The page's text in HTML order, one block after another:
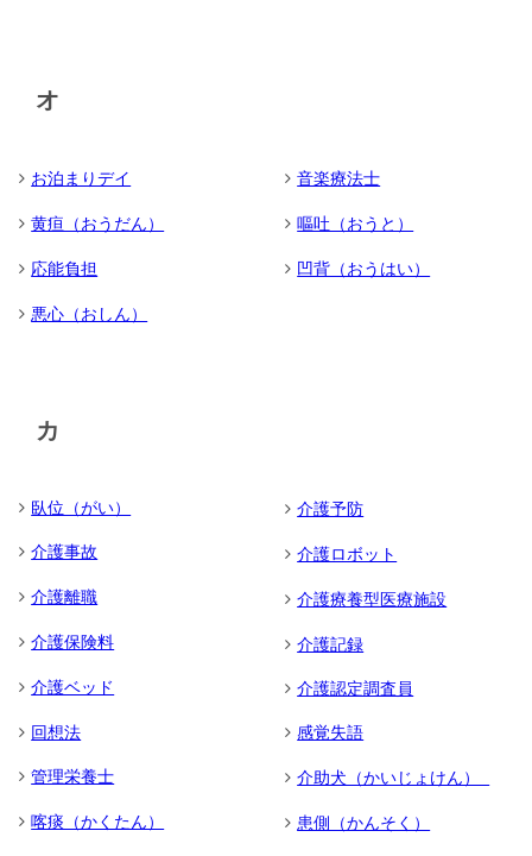
オ
お泊まりデイ
黄疸（おうだん）
応能負担
悪心（おしん）
音楽療法士
嘔吐（おうと）
凹背（おうはい）
カ
臥位（がい）
介護事故
介護離職
介護保険料
介護ベッド
回想法
管理栄養士
喀痰（かくたん）
介護予防
介護ロボット
介護療養型医療施設
介護記録
介護認定調査員
感覚失語
介助犬（かいじょけん）
患側（かんそく）